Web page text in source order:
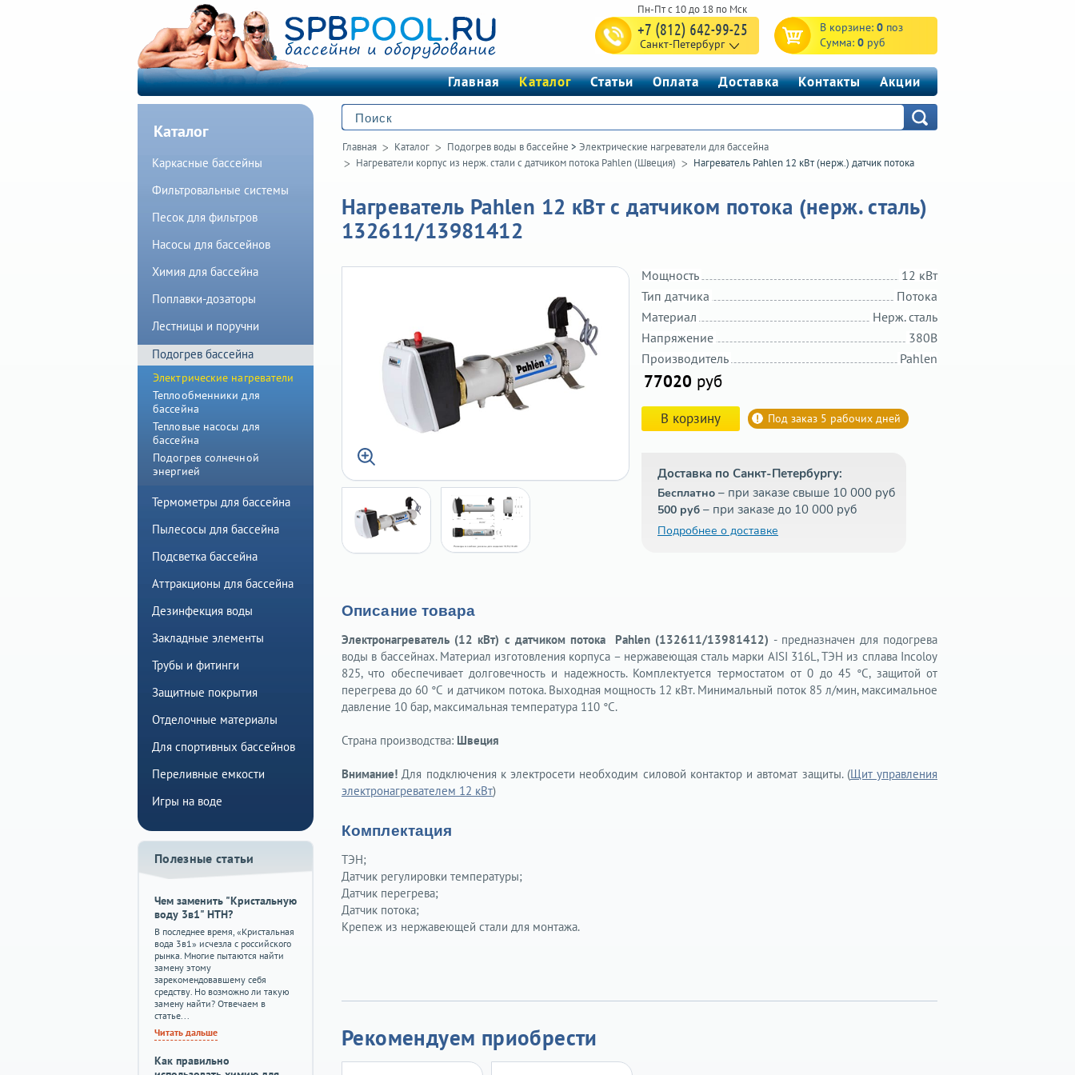
В корзине: 0 поз
Сумма: 0 руб
+7 (812) 642-99-25
Санкт-Петербург
Главная Каталог Статьи Оплата Доставка Контакты Акции
Главная Каталог Подогрев воды в бассейне > Электрические нагреватели для бассейна
Нагреватели корпус из нерж. стали с датчиком потока Pahlen (Швеция)
Нагреватель Pahlen 12 кВт (нерж.) датчик потока
Нагреватель Pahlen 12 кВт с датчиком потока (нерж. сталь)
132611/13981412
12 кВт
Мощность
Потока
Тип датчика
Нерж. сталь
Материал
380В
Напряжение
Pahlen
Производитель
77020 руб
В корзину Под заказ 5 рабочих дней
Доставка по Санкт-Петербургу:
Бесплатно – при заказе свыше 10 000 руб
500 руб – при заказе до 10 000 руб
Подробнее о доставке
Описание товара
Электронагреватель (12 кВт) с датчиком потока Pahlen (132611/13981412) - предназначен для подогрева
воды в бассейнах. Материал изготовления корпуса – нержавеющая сталь марки AISI 316L, ТЭН из сплава Incoloy
825, что обеспечивает долговечность и надежность. Комплектуется термостатом от 0 до 45 °С, защитой от
перегрева до 60 °С и датчиком потока. Выходная мощность 12 кВт. Минимальный поток 85 л/мин, максимальное
давление 10 бар, максимальная температура 110 °С.
Страна производства: Швеция
Внимание! Для подключения к электросети необходим силовой контактор и автомат защиты. (Щит управления
электронагревателем 12 кВт)
Комплектация
ТЭН;
Датчик регулировки температуры;
Датчик перегрева;
Датчик потока;
Крепеж из нержавеющей стали для монтажа.
Рекомендуем приобрести
Каталог
Каркасные бассейны
Фильтровальные системы
Песок для фильтров
Насосы для бассейнов
Химия для бассейна
Поплавки-дозаторы
Лестницы и поручни
Подогрев бассейна
Электрические нагреватели
Теплообменники для
бассейна
Тепловые насосы для
бассейна
Подогрев солнечной
энергией
Термометры для бассейна
Пылесосы для бассейна
Подсветка бассейна
Аттракционы для бассейна
Дезинфекция воды
Закладные элементы
Трубы и фитинги
Защитные покрытия
Отделочные материалы
Для спортивных бассейнов
Переливные емкости
Игры на воде
Полезные статьи
Чем заменить "Кристальную
воду 3в1" HTH?
В последнее время, «Кристальная
вода 3в1» исчезла с российского
рынка. Многие пытаются найти
замену этому
зарекомендовавшему себя
средству. Но возможно ли такую
замену найти? Отвечаем в
статье...
Читать дальше
Как правильно